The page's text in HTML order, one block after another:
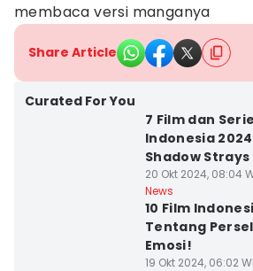
membaca versi manganya
Share Article
Curated For You
7 Film dan
Indonesia
Shadow Strays
20 Okt 2024, 08:04
News
10 Film
Tentang
Emosi!
19 Okt 2024, 06:02